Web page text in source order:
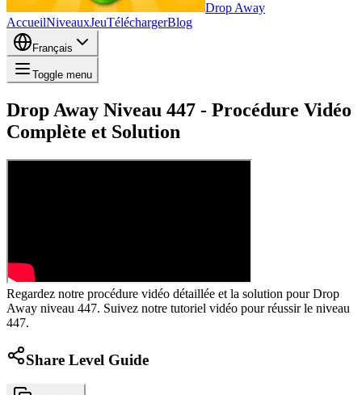
Drop Away
AccueilNiveauxJeuTéléchargerBlog
Français
Toggle menu
Drop Away Niveau 447 - Procédure Vidéo
Complète et Solution
Regardez notre procédure vidéo détaillée et la solution pour Drop
Away niveau 447. Suivez notre tutoriel vidéo pour réussir le niveau
447.
Share Level Guide